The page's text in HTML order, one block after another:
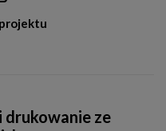
drukowanie ze